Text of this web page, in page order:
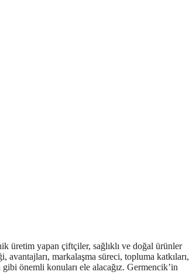
üretim yapan çiftçiler, sağlıklı ve doğal ürünler
avantajları, markalaşma süreci, topluma katkıları,
önemli konuları ele alacağız. Germencik’in